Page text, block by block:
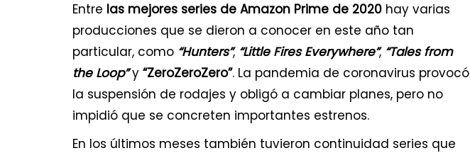
Entre las mejores series de Amazon Prime de 2020 hay varias
producciones que se dieron a conocer en este año tan
particular, como “Hunters”, “Little Fires Everywhere”, “Tales from
the Loop”y “ZeroZeroZero”. La pandemia de coronavirus provocó
la suspensión de rodajes y obligó a cambiar planes, pero no
impidió que se concreten importantes estrenos.
En los últimos meses también tuvieron continuidad series que